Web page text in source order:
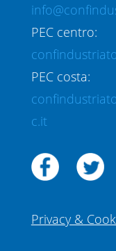
PEC centro:
PEC costa:
c.it
Privacy &